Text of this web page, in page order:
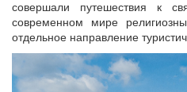
совершали путешествия к
современном мире
отдельное направление